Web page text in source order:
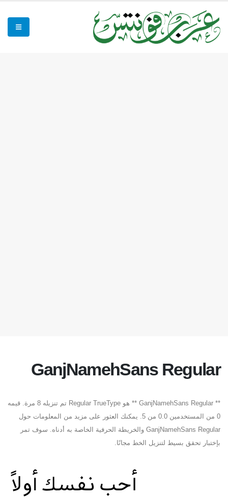
GanjNamehSans Regular
** GanjNamehSans Regular ** هو Regular TrueType تم تنزيله 8 مرة. قيمه
0 من المستخدمين 0.0 من 5. يمكنك العثور على مزيد من المعلومات حول
GanjNamehSans Regular والخريطة الحرفية الخاصة به أدناه. سوف تمر
بإختبار تحقق بسيط لتنزيل الخط مجانًا.